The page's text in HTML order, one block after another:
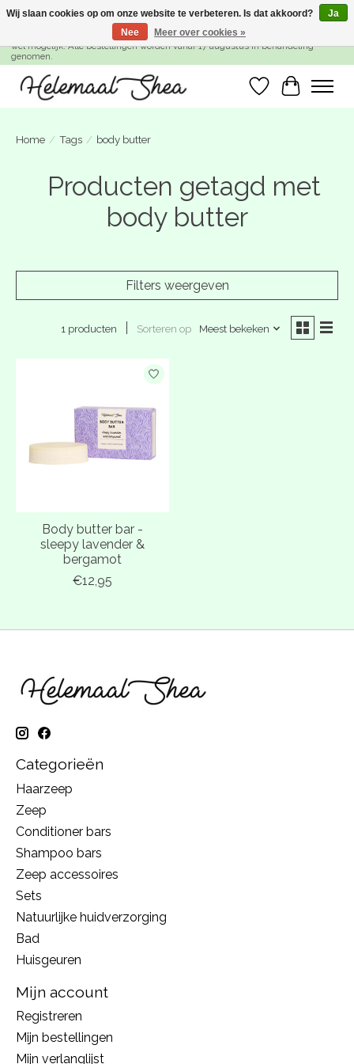
SUMMER BREAK! Wij zijn gesloten van 27 juli t/m 16 augustus. Bestellen is nog
wel mogelijk. Alle bestellingen worden vanaf 17 augustus in behandeling
genomen.
Verlanglijst
Home / Tags / body butter
Producten getagd met
body butter
Filters weergeven
1 producten Sorteren op Meest bekeken
Body butter bar -
sleepy lavender &
bergamot
€12,95
Categorieën
Haarzeep
Zeep
Conditioner bars
Shampoo bars
Zeep accessoires
Sets
Natuurlijke huidverzorging
Bad
Huisgeuren
Mijn account
Registreren
Mijn bestellingen
Mijn verlanglijst
Wij slaan cookies op om onze website te verbeteren. Is dat akkoord?
Ja
Nee
Meer over cookies »